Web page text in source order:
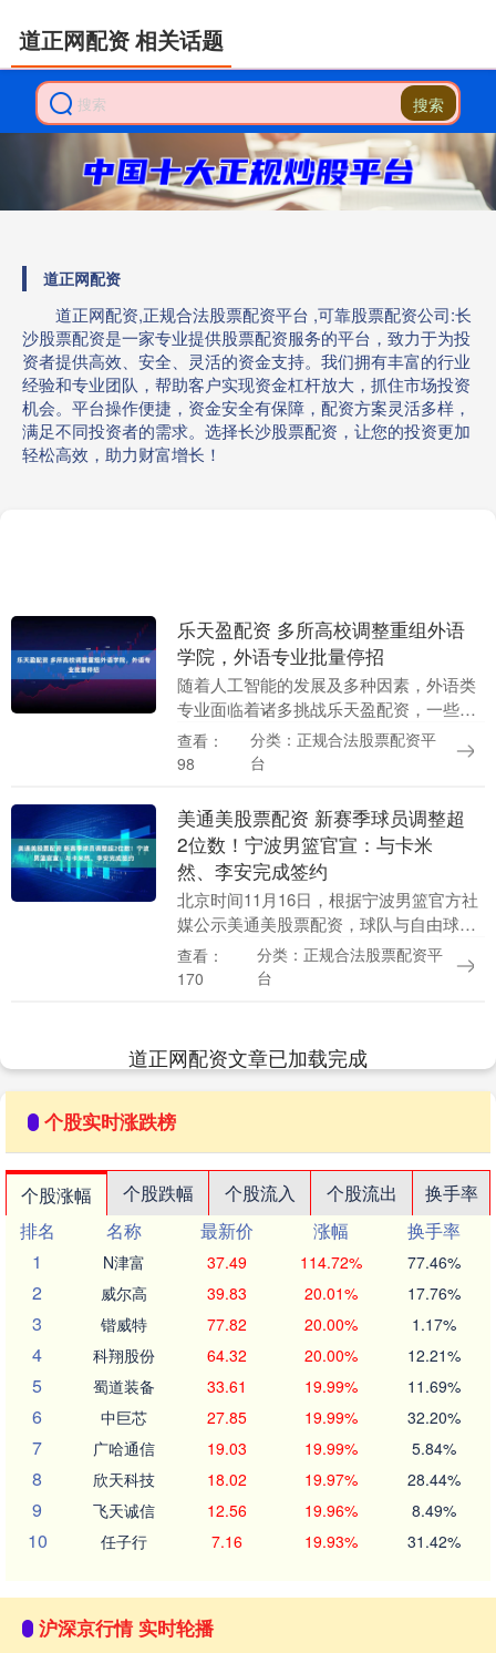
搜索
道正网配资
道正网配资,正规合法股票配资平台 ,可靠股票配资公司:长
沙股票配资是一家专业提供股票配资服务的平台，致力于为投
资者提供高效、安全、灵活的资金支持。我们拥有丰富的行业
经验和专业团队，帮助客户实现资金杠杆放大，抓住市场投资
机会。平台操作便捷，资金安全有保障，配资方案灵活多样，
满足不同投资者的需求。选择长沙股票配资，让您的投资更加
轻松高效，助力财富增长！
道正网配资 相关话题
乐天盈配资 多所高校调整重组外语
学院，外语专业批量停招
随着人工智能的发展及多种因素，外语类
专业面临着诸多挑战乐天盈配资，一些高
校也对外语学院进行了调整。 近日，随着
景德镇陶瓷大学在原有外国语学院基础
查看：
98
分类：正规合法股票配资平
台
美通美股票配资 新赛季球员调整超
2位数！宁波男篮官宣：与卡米
然、李安完成签约
北京时间11月16日，根据宁波男篮官方社
媒公示美通美股票配资，球队与自由球员·
司地克江、李安完成签约。 自从上个赛季
效力南京同曦俱乐部总经理刘家成转会到
查看：
170
分类：正规合法股票配资平
台
道正网配资文章已加载完成
个股实时涨跌榜
个股涨幅 个股跌幅 个股流入 个股流出
换手率
排名
名称 最新价 涨幅
换手率
1
N津富 37.49 114.72% 77.46%
2 威尔高 39.83 20.01% 17.76%
3 锴威特 77.82 20.00% 1.17%
4 科翔股份 64.32 20.00% 12.21%
5 蜀道装备 33.61 19.99% 11.69%
6 中巨芯 27.85 19.99% 32.20%
7 广哈通信 19.03 19.99% 5.84%
8 欣天科技 18.02 19.97% 28.44%
9 飞天诚信 12.56 19.96% 8.49%
10 任子行 7.16 19.93% 31.42%
沪深京行情 实时轮播